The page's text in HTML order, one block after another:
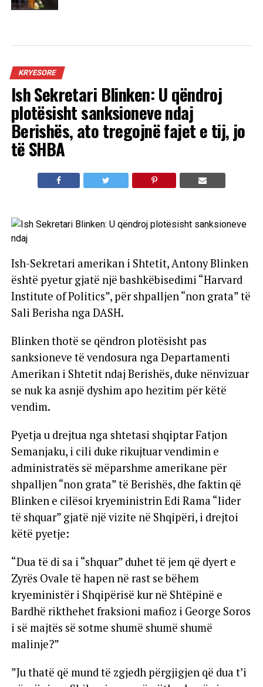
KRYESORE
Ish Sekretari Blinken: U qëndroj
plotësisht sanksioneve ndaj
Berishës, ato tregojnë fajet e tij, jo
të SHBA
Ish-Sekretari amerikan i Shtetit, Antony Blinken
është pyetur gjatë një bashkëbisedimi “Harvard
Institute of Politics”, për shpalljen “non grata” të
Sali Berisha nga DASH.
Blinken thotë se qëndron plotësisht pas
sanksioneve të vendosura nga Departamenti
Amerikan i Shtetit ndaj Berishës, duke nënvizuar
se nuk ka asnjë dyshim apo hezitim për këtë
vendim.
Pyetja u drejtua nga shtetasi shqiptar Fatjon
Semanjaku, i cili duke rikujtuar vendimin e
administratës së mëparshme amerikane për
shpalljen “non grata” të Berishës, dhe faktin që
Blinken e cilësoi kryeministrin Edi Rama “lider
të shquar” gjatë një vizite në Shqipëri, i drejtoi
këtë pyetje:
“Dua të di sa i “shquar” duhet të jem që dyert e
Zyrës Ovale të hapen në rast se bëhem
kryeministër i Shqipërisë kur në Shtëpinë e
Bardhë rikthehet fraksioni mafioz i George Soros
i së majtës së sotme shumë shumë shumë
malinje?”
”Ju thatë që mund të zgjedh përgjigjen që dua t’i